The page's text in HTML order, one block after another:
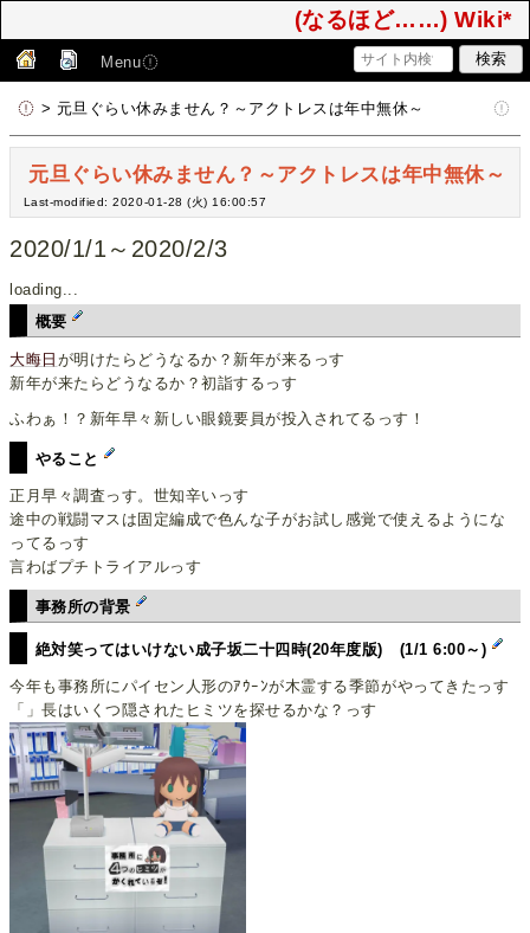
(なるほど……) Wiki*
Menu
> 元旦ぐらい休みません？～アクトレスは年中無休～
元旦ぐらい休みません？～アクトレスは年中無休～
Last-modified: 2020-01-28 (火) 16:00:57
2020/1/1～2020/2/3
loading...
概要
大晦日 が明けたらどうなるか？新年が来るっす
新年が来たらどうなるか？初詣するっす
ふわぁ！？新年早々新しい眼鏡要員が投入されてるっす！
やること
正月早々調査っす。世知辛いっす
途中の戦闘マスは固定編成で色んな子がお試し感覚で使えるようにな
ってるっす
言わばプチトライアルっす
事務所の背景
絶対笑ってはいけない成子坂二十四時(20年度版) (1/1 6:00～)
今年も事務所にパイセン人形のｱｳｰﾝが木霊する季節がやってきたっす
「」長はいくつ隠されたヒミツを探せるかな？っす